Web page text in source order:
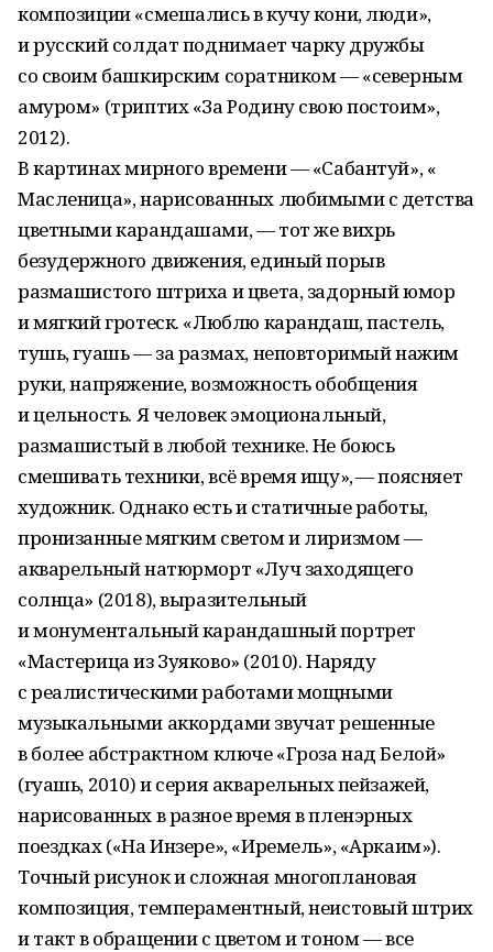
композиции «смешались в кучу кони, люди»,
и русский солдат поднимает чарку дружбы
со своим башкирским соратником — «северным
амуром» (триптих «За Родину свою постоим»,
2012).
В картинах мирного времени — «Сабантуй», «
Масленица», нарисованных любимыми с детства
цветными карандашами, — тот же вихрь
безудержного движения, единый порыв
размашистого штриха и цвета, задорный юмор
и мягкий гротеск. «Люблю карандаш, пастель,
тушь, гуашь — за размах, неповторимый нажим
руки, напряжение, возможность обобщения
и цельность. Я человек эмоциональный,
размашистый в любой технике. Не боюсь
смешивать техники, всё время ищу», — поясняет
художник. Однако есть и статичные работы,
пронизанные мягким светом и лиризмом —
акварельный натюрморт «Луч заходящего
солнца» (2018), выразительный
и монументальный карандашный портрет
«Мастерица из Зуяково» (2010). Наряду
с реалистическими работами мощными
музыкальными аккордами звучат решенные
в более абстрактном ключе «Гроза над Белой»
(гуашь, 2010) и серия акварельных пейзажей,
нарисованных в разное время в пленэрных
поездках («На Инзере», «Иремель», «Аркаим»).
Точный рисунок и сложная многоплановая
композиция, темпераментный, неистовый штрих
и такт в обращении с цветом и тоном — все